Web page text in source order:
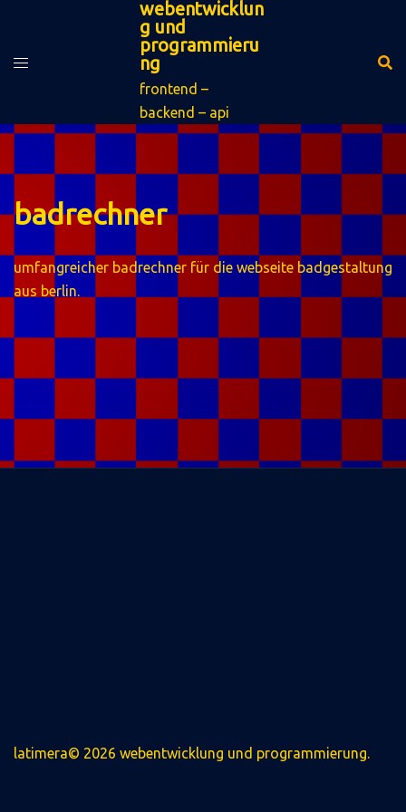
springen
webentwicklun
g und
programmieru
ng
frontend –
backend – api
badrechner
umfangreicher badrechner für die webseite badgestaltung
aus berlin.
latimera© 2026 webentwicklung und programmierung.